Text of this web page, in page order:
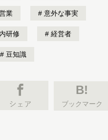
業 意外な事実
研修 経営者
豆知識
B!
ブックマーク